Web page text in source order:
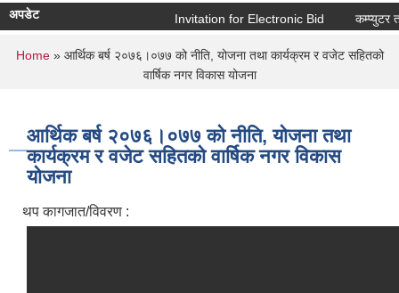
अपडेट Invitation for Electronic Bid कम्प्युटर
You are here
Home» आर्थिक बर्ष २०७६।०७७ को नीति, योजना तथा कार्यक्रम र वजेट सहितको
वार्षिक नगर विकास योजना
आर्थिक बर्ष २०७६।०७७ को नीति, योजना तथा
कार्यक्रम र वजेट सहितको वार्षिक नगर विकास
योजना
थप कागजात/विवरण :